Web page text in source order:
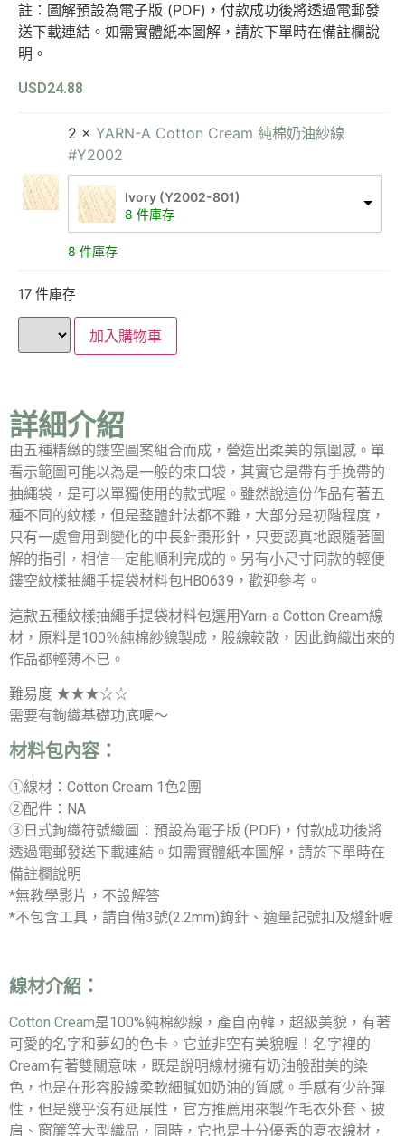
註：圖解預設為電子版 (PDF)，付款成功後將透過電郵發
送下載連結。如需實體紙本圖解，請於下單時在備註欄說
明。
USD24.88
2 × YARN-A Cotton Cream 純棉奶油紗線
#Y2002
lvory (Y2002-801)
8 件庫存
8 件庫存
17 件庫存
加入購物車
詳細介紹
由五種精緻的鏤空圖案組合而成，營造出柔美的氛圍感。單
看示範圖可能以為是一般的束口袋，其實它是帶有手挽帶的
抽繩袋，是可以單獨使用的款式喔。雖然說這份作品有著五
種不同的紋樣，但是整體針法都不難，大部分是初階程度，
只有一處會用到變化的中長針棗形針，只要認真地跟隨著圖
解的指引，相信一定能順利完成的。另有小尺寸同款的輕便
鏤空紋樣抽繩手提袋材料包HB0639，歡迎參考。
這款五種紋樣抽繩手提袋材料包選用Yarn-a Cotton Cream線
材，原料是100％純棉紗線製成，股線較散，因此鉤織出來的
作品都輕薄不已。
難易度 ★★★☆☆
需要有鉤織基礎功底喔～
材料包內容：
①線材：Cotton Cream 1色2團
②配件：NA
③日式鉤織符號織圖：預設為電子版 (PDF)，付款成功後將
透過電郵發送下載連結。如需實體紙本圖解，請於下單時在
備註欄說明
*無教學影片，不設解答
*不包含工具，請自備3號(2.2mm)鉤針、適量記號扣及縫針喔
線材介紹：
Cotton Cream是100%純棉紗線，產自南韓，超級美貌，有著
可愛的名字和夢幻的色卡。它並非空有美貌喔！名字裡的
Cream有著雙關意味，既是說明線材擁有奶油般甜美的染
色，也是在形容股線柔軟細膩如奶油的質感。手感有少許彈
性，但是幾乎沒有延展性，官方推薦用來製作毛衣外套、披
肩、窗簾等大型織品，同時，它也是十分優秀的夏衣線材，